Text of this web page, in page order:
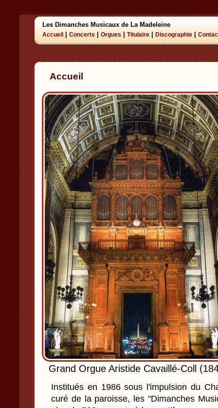
Les Dimanches Musicaux de La Madeleine
Accueil Concerts Orgues Titulaire Discographie
Accueil
Grand Orgue Aristide Cavaillé-Coll
Institués en 1986 sous l'impulsion du
curé de la paroisse, les "Dimanches